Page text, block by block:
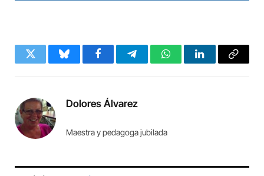
Twitter BlueskyFacebookTelegramWhatsAppLinkedInCopy
Dolores Álvarez
Maestra y pedagoga jubilada